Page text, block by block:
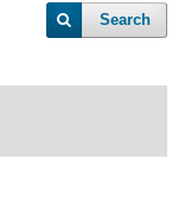
Search